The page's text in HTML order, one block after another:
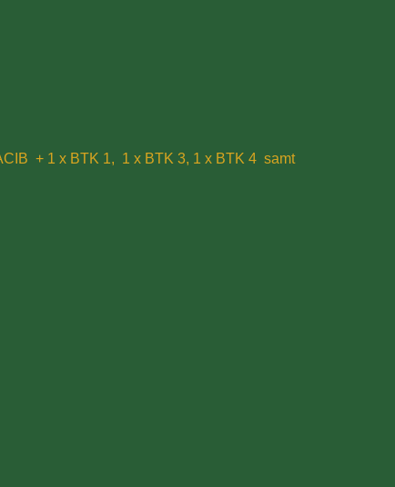
+ 1 x BTK 1, 1 x BTK 3, 1 x BTK 4 samt